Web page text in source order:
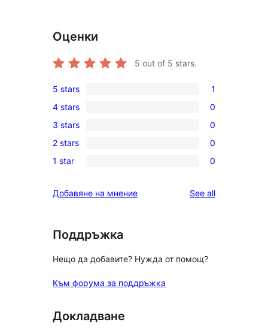
Оценки
5 out of 5 stars.
1
5-
star
review
5 stars 1
0
4-
star
reviews
4 stars 0
0
3-
star
3 stars 0
0
2-
reviews
2 stars 0
0
star
1 star 0
Добавяне на мнение See allreviews
Поддръжка
Нещо да добавите? Нужда от помощ?
Към форума за поддръжка
Докладване